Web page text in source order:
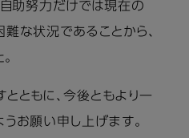
自助努力だけでは現在の
な状況であることから、
ともに、今後ともより一
お願い申し上げます。